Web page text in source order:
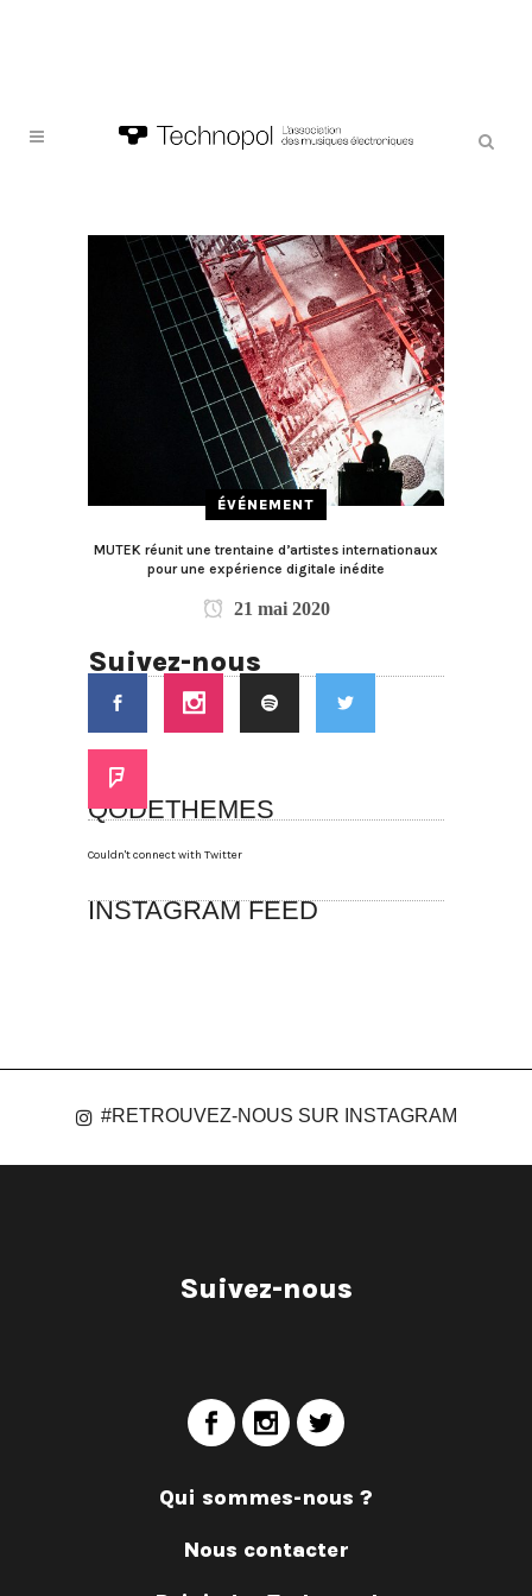
ÉVÉNEMENT
MUTEK réunit une trentaine d’artistes internationaux
pour une expérience digitale inédite
21 mai 2020
Suivez-nous
QODETHEMES
Couldn't connect with Twitter
INSTAGRAM FEED
#RETROUVEZ-NOUS SUR INSTAGRAM
Suivez-nous
Qui sommes-nous ?
Nous contacter